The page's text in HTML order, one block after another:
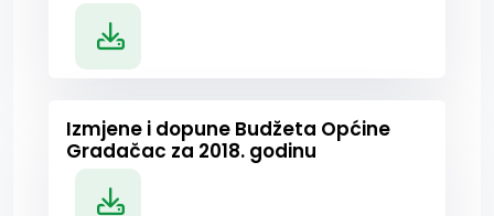
Izmjene i dopune Budžeta Općine
Gradačac za 2018. godinu